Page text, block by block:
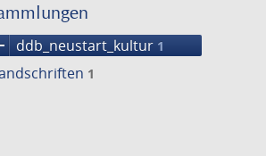
ddb_neustart_kultur 1
1